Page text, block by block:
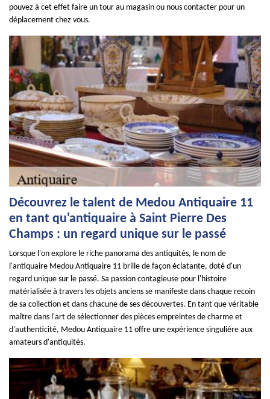
pouvez à cet effet faire un tour au magasin ou nous contacter pour un
déplacement chez vous.
Découvrez le talent de Medou Antiquaire 11
en tant qu'antiquaire à Saint Pierre Des
Champs : un regard unique sur le passé
Lorsque l'on explore le riche panorama des antiquités, le nom de
l'antiquaire Medou Antiquaire 11 brille de façon éclatante, doté d'un
regard unique sur le passé. Sa passion contagieuse pour l'histoire
matérialisée à travers les objets anciens se manifeste dans chaque recoin
de sa collection et dans chacune de ses découvertes. En tant que véritable
maître dans l'art de sélectionner des pièces empreintes de charme et
d'authenticité, Medou Antiquaire 11 offre une expérience singulière aux
amateurs d'antiquités.